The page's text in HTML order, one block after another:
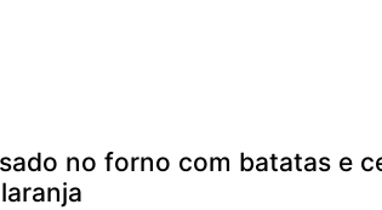
no forno com batatas e